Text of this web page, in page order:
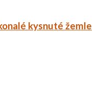
kysnuté žemle